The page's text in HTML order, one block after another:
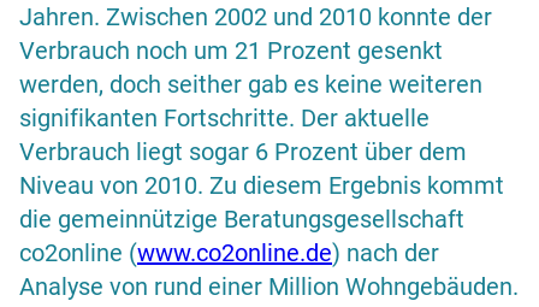
Jahren. Zwischen 2002 und 2010 konnte der
Verbrauch noch um 21 Prozent gesenkt
werden, doch seither gab es keine weiteren
signifikanten Fortschritte. Der aktuelle
Verbrauch liegt sogar 6 Prozent über dem
Niveau von 2010. Zu diesem Ergebnis kommt
die gemeinnützige Beratungsgesellschaft
co2online (www.co2online.de) nach der
Analyse von rund einer Million Wohngebäuden.